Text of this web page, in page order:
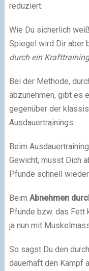
reduziert.
Wie Du sicherlich
Spiegel wird Dir aber
durch ein
Bei der Methode,
abzunehmen, gibt es
gegenüber der
Ausdauertrainings.
Beim
Gewicht, musst Dich
Pfunde schnell
Beim Abnehmen
Pfunde bzw. das Fett
ja nun mit
So sagst Du den
dauerhaft den Kampf